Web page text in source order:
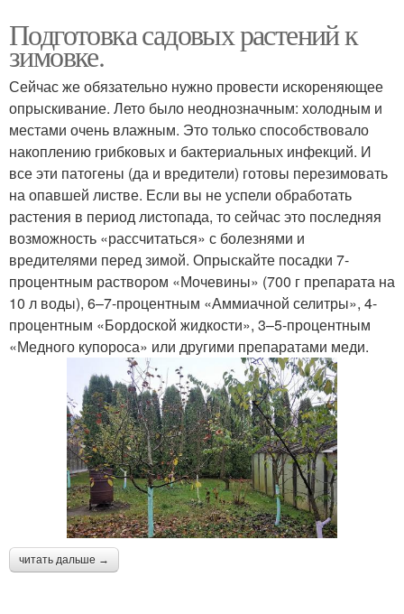
Подготовка садовых растений к
зимовке.
Сейчас же обязательно нужно провести искореняющее
опрыскивание. Лето было неоднозначным: холодным и
местами очень влажным. Это только способствовало
накоплению грибковых и бактериальных инфекций. И
все эти патогены (да и вредители) готовы перезимовать
на опавшей листве. Если вы не успели обработать
растения в период листопада, то сейчас это последняя
возможность «рассчитаться» с болезнями и
вредителями перед зимой. Опрыскайте посадки 7-
процентным раствором «Мочевины» (700 г препарата на
10 л воды), 6–7-процентным «Аммиачной селитры», 4-
процентным «Бордоской жидкости», 3–5‑процентным
«Медного купороса» или другими препаратами меди.
читать дальше →